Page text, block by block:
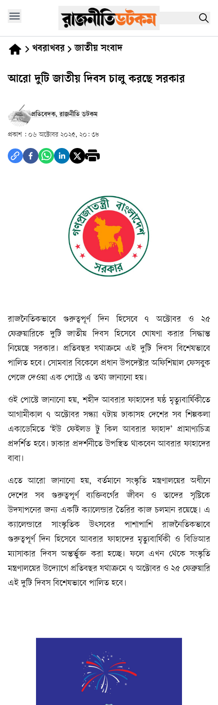
খবরাখবর জাতীয় সংবাদ
আরো দুটি জাতীয় দিবস চালু করছে সরকার
প্রতিবেদক, রাজনীতি ডটকম
প্রকাশ : ০৬ অক্টোবর ২০২৫, ২০: ৩৮
রাজনৈতিকভাবে গুরুত্বপূর্ণ দিন হিসেবে ৭ অক্টোবর ও ২৫
ফেব্রুয়ারিকে দুটি জাতীয় দিবস হিসেবে ঘোষণা করার সিদ্ধান্ত
নিয়েছে সরকার। প্রতিবছর যথাক্রমে এই দুটি দিবস বিশেষভাবে
পালিত হবে। সোমবার বিকেলে প্রধান উপদেষ্টার অফিশিয়াল ফেসবুক
পেজে দেওয়া এক পোস্টে এ তথ্য জানানো হয়।
ওই পোস্টে জানানো হয়, শহীদ আবরার ফাহাদের ষষ্ঠ মৃত্যুবার্ষিকীতে
আগামীকাল ৭ অক্টোবর সন্ধ্যা ৭টায় ঢাকাসহ দেশের সব শিল্পকলা
একাডেমিতে ‘ইউ ফেইলড টু কিল আবরার ফাহাদ’ প্রামাণ্যচিত্র
প্রদর্শিত হবে। ঢাকার প্রদর্শনীতে উপস্থিত থাকবেন আবরার ফাহাদের
বাবা।
এতে আরো জানানো হয়, বর্তমানে সংস্কৃতি মন্ত্রণালয়ের অধীনে
দেশের সব গুরুত্বপূর্ণ ব্যক্তিবর্গের জীবন ও তাদের সৃষ্টিকে
উদযাপনের জন্য একটি ক্যালেন্ডার তৈরির কাজ চলমান রয়েছে। এ
ক্যালেন্ডারে সাংস্কৃতিক উৎসবের পাশাপাশি রাজনৈতিকভাবে
গুরুত্বপূর্ণ দিন হিসেবে আবরার ফাহাদের মৃত্যুবার্ষিকী ও বিডিআর
ম্যাসাকার দিবস অন্তর্ভুক্ত করা হচ্ছে। ফলে এখন থেকে সংস্কৃতি
মন্ত্রণালয়ের উদ্যোগে প্রতিবছর যথাক্রমে ৭ অক্টোবর ও ২৫ ফেব্রুয়ারি
এই দুটি দিবস বিশেষভাবে পালিত হবে।